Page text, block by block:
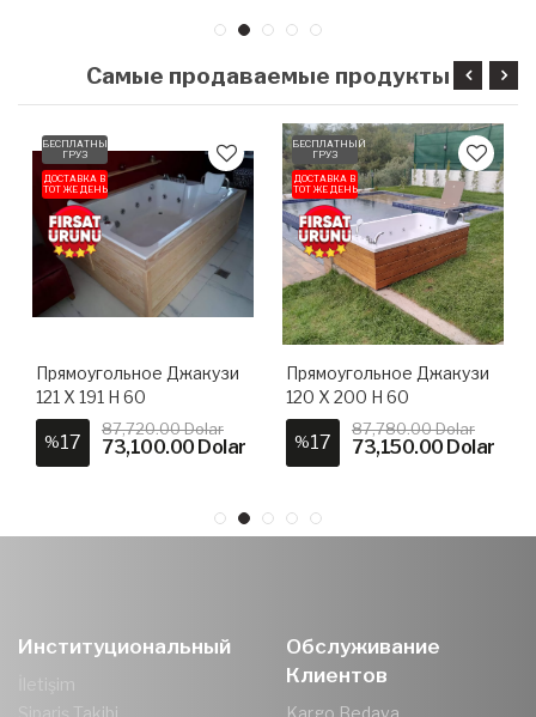
Самые продаваемые продукты
БЕСПЛАТНЫЙ
ГРУЗ
ДОСТАВКА В
ТОТ ЖЕ ДЕНЬ
Прямоугольное Джакузи
121 X 191 H 60
%17
87,720.00 Dolar
73,100.00 Dolar
БЕСПЛАТНЫЙ
ГРУЗ
ДОСТАВКА В
ТОТ ЖЕ ДЕНЬ
Прямоугольное Джакузи
120 X 200 H 60
%17
87,780.00 Dolar
73,150.00 Dolar
Институциональный
İletişim
Обслуживание
Клиентов